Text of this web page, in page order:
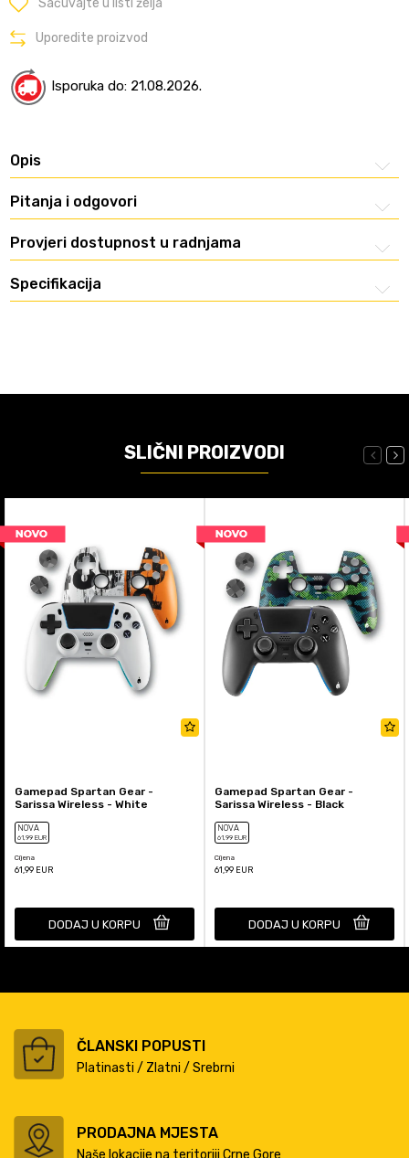
Sačuvajte u listi želja
Uporedite proizvod
Isporuka do: 21.08.2026.
Opis
Pitanja i odgovori
Provjeri dostupnost u radnjama
Specifikacija
SLIČNI PROIZVODI
Gamepad Spartan Gear -
Sarissa Wireless - White
NOVA
61,99 EUR
Cijena
61,99 EUR
DODAJ U KORPU
Gamepad Spartan Gear -
Sarissa Wireless - Black
NOVA
61,99 EUR
Cijena
61,99 EUR
DODAJ U KORPU
ČLANSKI POPUSTI
Platinasti / Zlatni / Srebrni
PRODAJNA MJESTA
Naše lokacije na teritoriji Crne Gore